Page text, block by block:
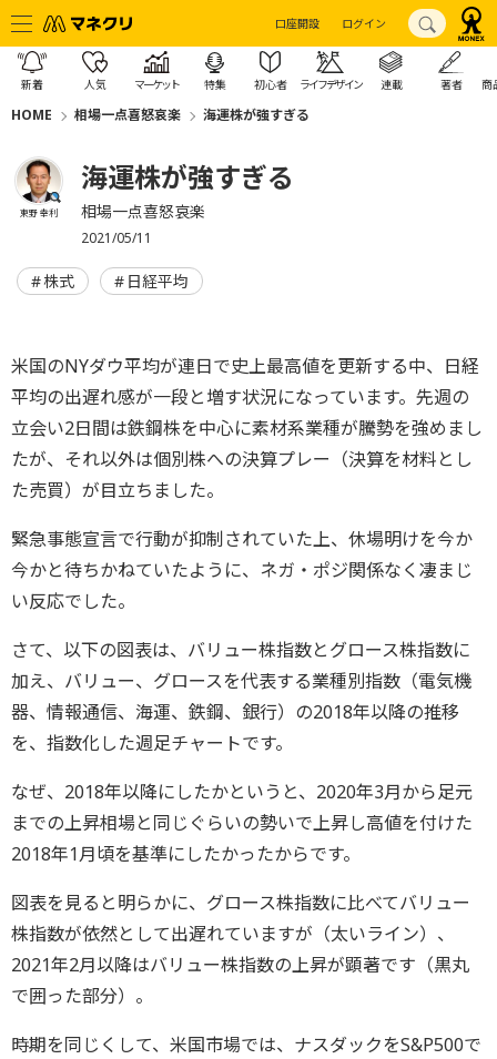
口座開設 ログイン
新着 人気 マーケット 特集 初心者 ライフデザイン 連載 著者 商
HOME 相場一点喜怒哀楽 海運株が強すぎる
東野 幸利
海運株が強すぎる
相場一点喜怒哀楽
2021/05/11
株式 日経平均
米国のNYダウ平均が連日で史上最高値を更新する中、日経
平均の出遅れ感が一段と増す状況になっています。先週の
立会い2日間は鉄鋼株を中心に素材系業種が騰勢を強めまし
たが、それ以外は個別株への決算プレー（決算を材料とし
た売買）が目立ちました。
緊急事態宣言で行動が抑制されていた上、休場明けを今か
今かと待ちかねていたように、ネガ・ポジ関係なく凄まじ
い反応でした。
さて、以下の図表は、バリュー株指数とグロース株指数に
加え、バリュー、グロースを代表する業種別指数（電気機
器、情報通信、海運、鉄鋼、銀行）の2018年以降の推移
を、指数化した週足チャートです。
なぜ、2018年以降にしたかというと、2020年3月から足元
までの上昇相場と同じぐらいの勢いで上昇し高値を付けた
2018年1月頃を基準にしたかったからです。
図表を見ると明らかに、グロース株指数に比べてバリュー
株指数が依然として出遅れていますが（太いライン）、
2021年2月以降はバリュー株指数の上昇が顕著です（黒丸
で囲った部分）。
時期を同じくして、米国市場では、ナスダックをS&P500で